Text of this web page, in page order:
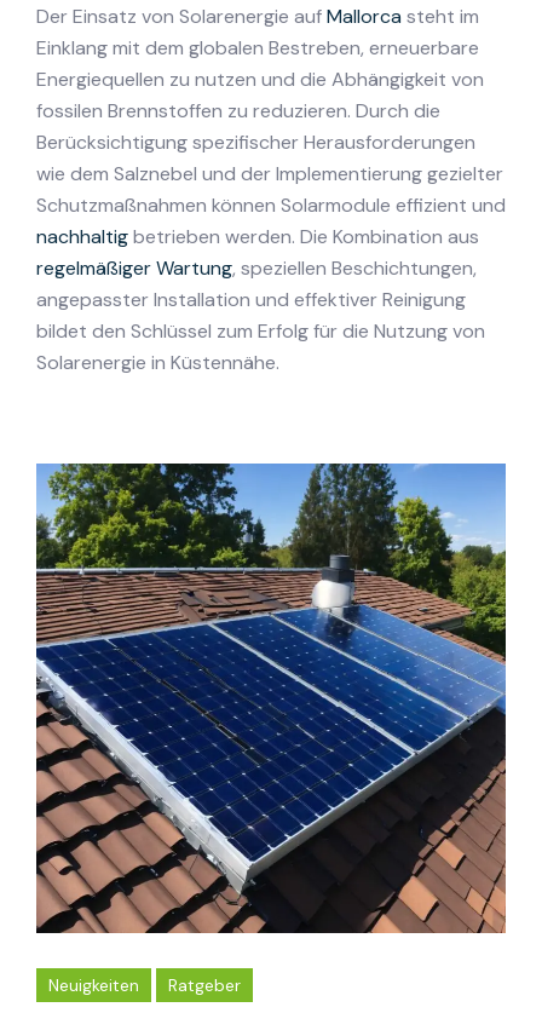
Der Einsatz von Solarenergie aufMallorca steht im
Einklang mit dem globalen Bestreben, erneuerbare
Energiequellen zu nutzen und die Abhängigkeit von
fossilen Brennstoffen zu reduzieren. Durch die
Berücksichtigung spezifischer Herausforderungen
wie dem Salznebel und der Implementierung gezielter
Schutzmaßnahmen können Solarmodule effizient und
nachhaltigbetrieben werden. Die Kombination aus
regelmäßiger Wartung, speziellen Beschichtungen,
angepasster Installation und effektiver Reinigung
bildet den Schlüssel zum Erfolg für die Nutzung von
Solarenergie in Küstennähe.
Neuigkeiten Ratgeber